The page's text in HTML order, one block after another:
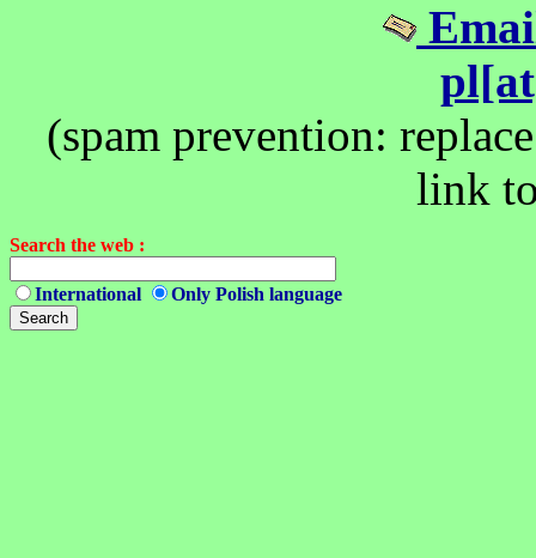
(spam prevention:
link
Search the web :
International Only Polish language